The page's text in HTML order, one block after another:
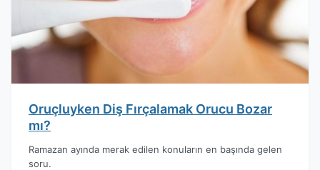
Oruçluyken Diş Fırçalamak Orucu Bozar
mı?
Ramazan ayında merak edilen konuların en başında gelen
soru.